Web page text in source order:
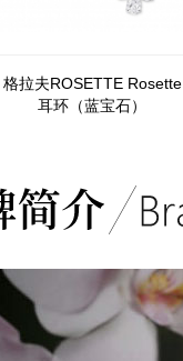
格拉夫ROSETTE Rosette
耳环（蓝宝石）